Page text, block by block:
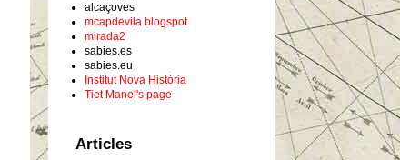
alcaçoves
mcapdevila blogspot
mirada2
sabies.es
sabies.eu
Institut Nova Història
Tiet Manel's page
Articles